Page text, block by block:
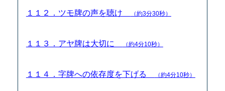
１１２．ツモ牌の声を聴け （約3分30秒）
１１３．アヤ牌は大切に （約4分10秒）
１１４．字牌への依存度を下げる （約4分10秒）